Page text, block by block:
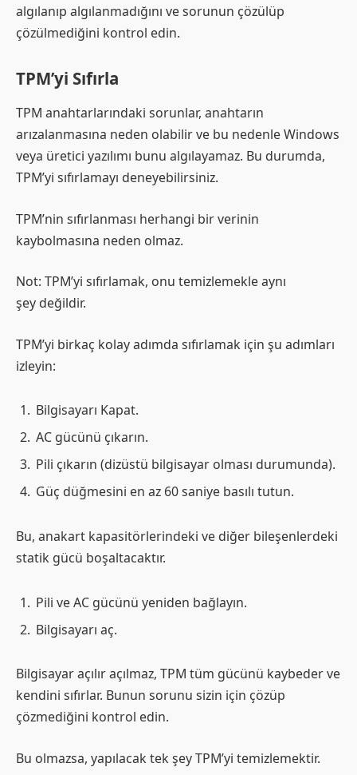
algılanıp algılanmadığını ve sorunun çözülüp
çözülmediğini kontrol edin.
TPM’yi Sıfırla
TPM anahtarlarındaki sorunlar, anahtarın
arızalanmasına neden olabilir ve bu nedenle Windows
veya üretici yazılımı bunu algılayamaz. Bu durumda,
TPM’yi sıfırlamayı deneyebilirsiniz.
TPM’nin sıfırlanması herhangi bir verinin
kaybolmasına neden olmaz.
Not: TPM’yi sıfırlamak, onu temizlemekle aynı
şey değildir.
TPM’yi birkaç kolay adımda sıfırlamak için şu adımları
izleyin:
Bilgisayarı Kapat.
AC gücünü çıkarın.
Pili çıkarın (dizüstü bilgisayar olması durumunda).
Güç düğmesini en az 60 saniye basılı tutun.
Bu, anakart kapasitörlerindeki ve diğer bileşenlerdeki
statik gücü boşaltacaktır.
Pili ve AC gücünü yeniden bağlayın.
Bilgisayarı aç.
Bilgisayar açılır açılmaz, TPM tüm gücünü kaybeder ve
kendini sıfırlar. Bunun sorunu sizin için çözüp
çözmediğini kontrol edin.
Bu olmazsa, yapılacak tek şey TPM’yi temizlemektir.